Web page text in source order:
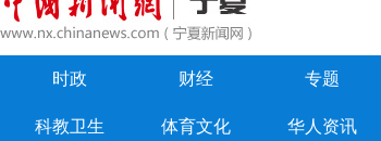
时政 财经 专题
科教卫生 体育文化 华人资讯